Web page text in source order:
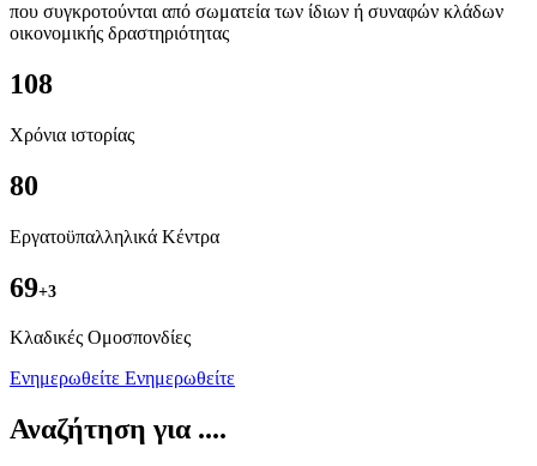
που συγκροτούνται από σωματεία των ίδιων ή συναφών κλάδων
οικονομικής δραστηριότητας
108
Χρόνια ιστορίας
80
Εργατοϋπαλληλικά Κέντρα
69+3
Kλαδικές Ομοσπονδίες
Ενημερωθείτε Ενημερωθείτε
Αναζήτηση για ....